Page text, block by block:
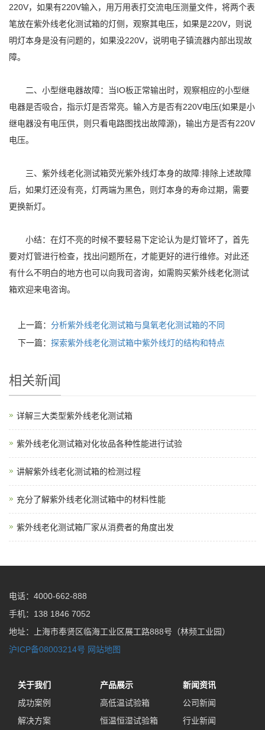
220V，如果有220V输入，用万用表打交流电压测量文件，将两个表
笔放在紫外线老化测试箱的灯侧，观察其电压，如果是220V，则说
明灯本身是没有问题的，如果没220V，说明电子镇流器内部出现故
障。
二、小型继电器故障：当IO板正常输出时，观察相应的小型继
电器是否吸合，指示灯是否常亮。输入方是否有220V电压(如果是小
继电器没有电压供，则只看电路图找出故障源)，输出方是否有220V
电压。
三、紫外线老化测试箱荧光紫外线灯本身的故障:排除上述故障
后，如果灯还没有亮，灯两端为黑色，则灯本身的寿命过期，需要
更换新灯。
小结：在灯不亮的时候不要轻易下定论认为是灯管坏了，首先
要对灯管进行检查，找出问题所在，才能更好的进行维修。对此还
有什么不明白的地方也可以向我司咨询，如需购买紫外线老化测试
箱欢迎来电咨询。
上一篇： 分析紫外线老化测试箱与臭氧老化测试箱的不同
下一篇： 探索紫外线老化测试箱中紫外线灯的结构和特点
相关新闻
详解三大类型紫外线老化测试箱
紫外线老化测试箱对化妆品各种性能进行试验
讲解紫外线老化测试箱的检测过程
充分了解紫外线老化测试箱中的材料性能
紫外线老化测试箱厂家从消费者的角度出发
电话：4000-662-888
手机：138 1846 7052
地址：上海市奉贤区临海工业区展工路888号（林频工业园）
沪ICP备08003214号 网站地图
关于我们
成功案例
解决方案
产品展示
高低温试验箱
恒温恒湿试验箱
新闻资讯
公司新闻
行业新闻